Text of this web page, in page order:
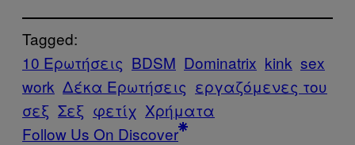
Tagged:
10 Ερωτήσεις BDSM Dominatrix kink sex
work Δέκα Ερωτήσεις εργαζόμενες του
σεξ Σεξ φετίχ Χρήματα
Follow Us On Discover